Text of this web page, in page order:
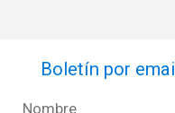
Boletín por